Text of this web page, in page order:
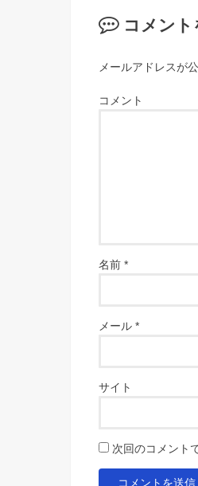
コメント
メールアドレスが
コメント
名前 *
メール *
サイト
次回のコメント